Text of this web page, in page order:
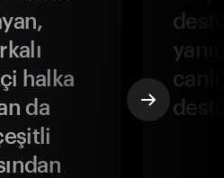
halka
da